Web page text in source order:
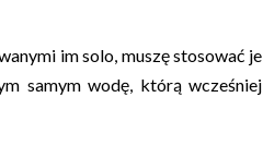
im solo, muszę stosować je
samym wodę, którą wcześniej